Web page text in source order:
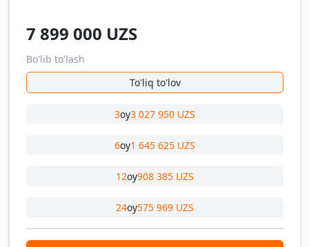
7 899 000 UZS
Bo'lib to'lash
To'liq to'lov
3oy3 027 950 UZS
6oy1 645 625 UZS
12oy908 385 UZS
24oy575 969 UZS